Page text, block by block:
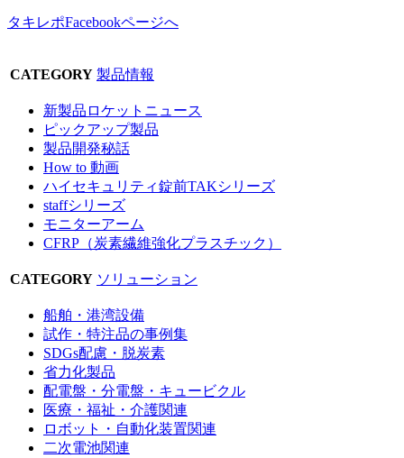
タキレポFacebookページへ
CATEGORY 製品情報
新製品ロケットニュース
ピックアップ製品
製品開発秘話
How to 動画
ハイセキュリティ錠前TAKシリーズ
staffシリーズ
モニターアーム
CFRP（炭素繊維強化プラスチック）
CATEGORY ソリューション
船舶・港湾設備
試作・特注品の事例集
SDGs配慮・脱炭素
省力化製品
配電盤・分電盤・キュービクル
医療・福祉・介護関連
ロボット・自動化装置関連
二次電池関連